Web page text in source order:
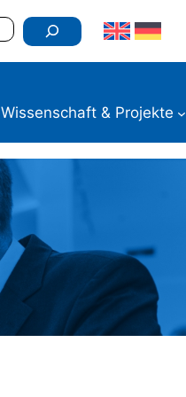
Wissenschaft & Projekte